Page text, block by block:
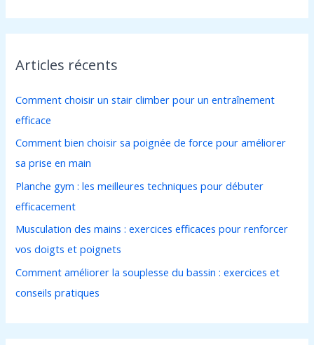
e
c
h
e
r
:
Articles récents
Comment choisir un stair climber pour un entraînement
efficace
Comment bien choisir sa poignée de force pour améliorer
sa prise en main
Planche gym : les meilleures techniques pour débuter
efficacement
Musculation des mains : exercices efficaces pour renforcer
vos doigts et poignets
Comment améliorer la souplesse du bassin : exercices et
conseils pratiques